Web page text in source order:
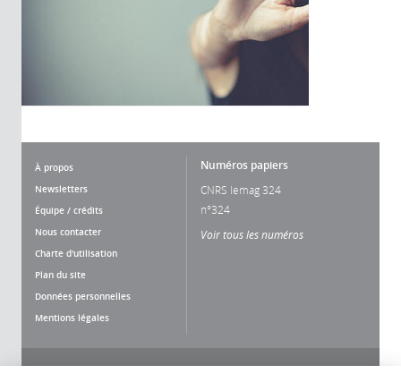
À propos
Newsletters
Équipe / crédits
Nous contacter
Charte d'utilisation
Plan du site
Données personnelles
Mentions légales
Numéros papiers
CNRS lemag 324
n°324
Voir tous les numéros